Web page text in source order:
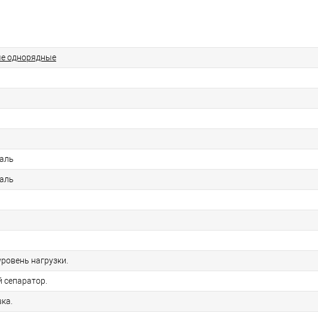
однорядные
нагрузки.